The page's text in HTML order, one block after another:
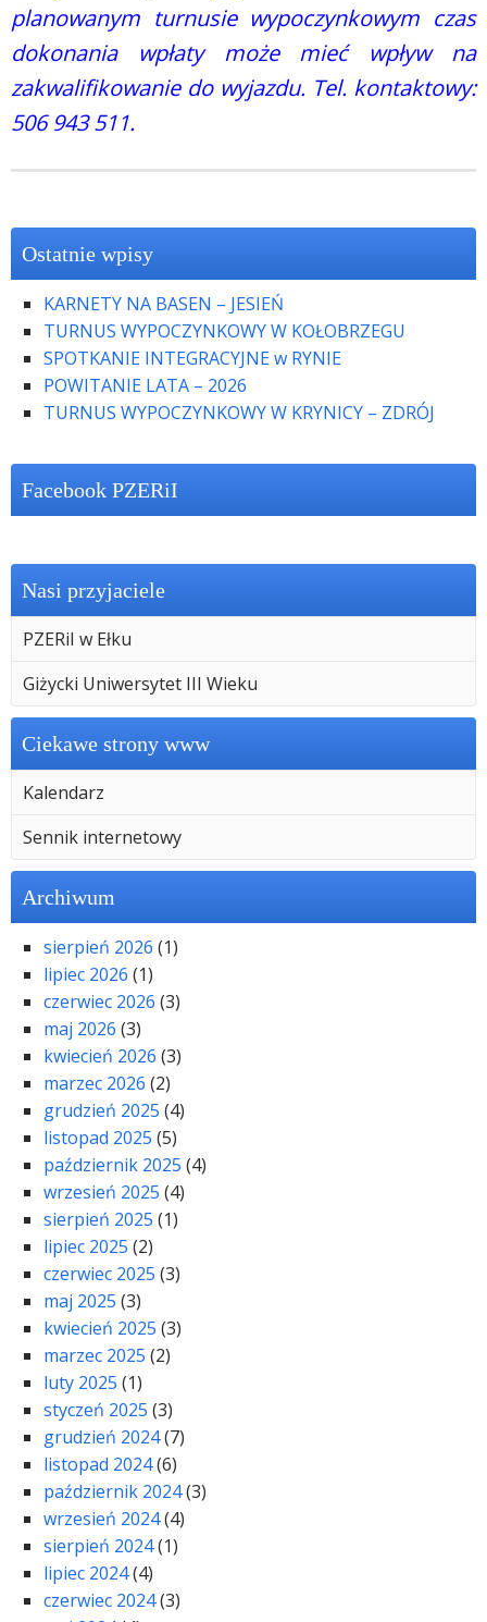
planowanym turnusie wypoczynkowym czas
dokonania wpłaty może mieć wpływ na
zakwalifikowanie do wyjazdu. Tel. kontaktowy:
506 943 511.
Ostatnie wpisy
KARNETY NA BASEN – JESIEŃ
TURNUS WYPOCZYNKOWY W KOŁOBRZEGU
SPOTKANIE INTEGRACYJNE w RYNIE
POWITANIE LATA – 2026
TURNUS WYPOCZYNKOWY W KRYNICY – ZDRÓJ
Facebook PZERiI
Nasi przyjaciele
PZERiI w Ełku
Giżycki Uniwersytet III Wieku
Ciekawe strony www
Kalendarz
Sennik internetowy
Archiwum
sierpień 2026 (1)
lipiec 2026 (1)
czerwiec 2026 (3)
maj 2026 (3)
kwiecień 2026 (3)
marzec 2026 (2)
grudzień 2025 (4)
listopad 2025 (5)
październik 2025 (4)
wrzesień 2025 (4)
sierpień 2025 (1)
lipiec 2025 (2)
czerwiec 2025 (3)
maj 2025 (3)
kwiecień 2025 (3)
marzec 2025 (2)
luty 2025 (1)
styczeń 2025 (3)
grudzień 2024(7)
listopad 2024(6)
październik 2024(3)
wrzesień 2024(4)
sierpień 2024(1)
lipiec 2024(4)
czerwiec 2024(3)